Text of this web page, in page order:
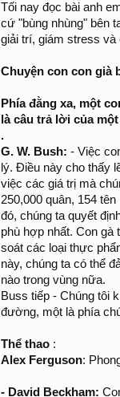
Tối nay đọc bài anh
cứ "bùng nhùng" bên
giải trí, giám stress và
Chuyện con con già
Phía đằng xa, một
là câu trả lời của
.
G. W. Bush: - Việc
lý. Điều này cho thấy
việc các giá trị mà
250,000 quân, 154
đó, chúng ta quyết
phù hợp nhất. Con
soát các loại thực
này, chúng ta có thể
nào trong vùng nữa.
Buss tiếp - Chúng tôi
đường, một là phía
Thể thao :
Alex Ferguson:
- David Beckham: